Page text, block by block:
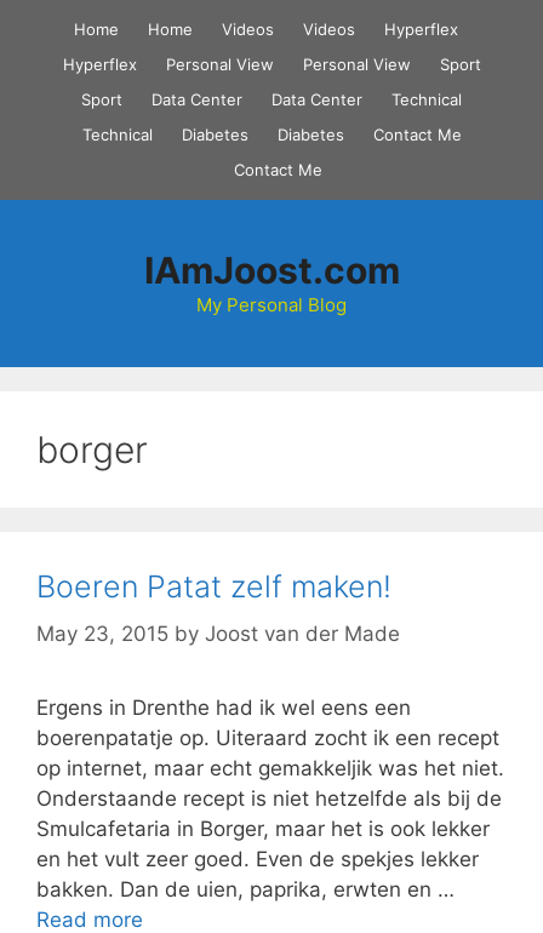
content
Home Home Videos Videos
Hyperflex
Hyperflex
Personal View Personal View
Sport
Sport
Data Center Data Center
Technical
Technical
Diabetes Diabetes
Contact Me
Contact Me
IAmJoost.com
My Personal Blog
borger
Boeren Patat zelf maken!
May 23, 2015 by Joost van der Made
Ergens in Drenthe had ik wel eens een
boerenpatatje op. Uiteraard zocht ik een recept
op internet, maar echt gemakkeljik was het niet.
Onderstaande recept is niet hetzelfde als bij de
Smulcafetaria in Borger, maar het is ook lekker
en het vult zeer goed. Even de spekjes lekker
bakken. Dan de uien, paprika, erwten en …
Read more